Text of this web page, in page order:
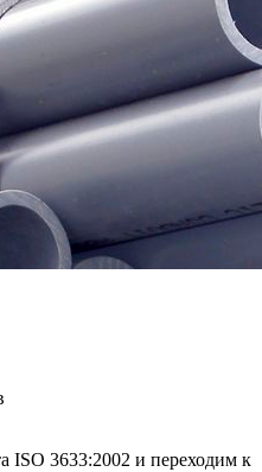
ISO 3633:2002 и переходим к